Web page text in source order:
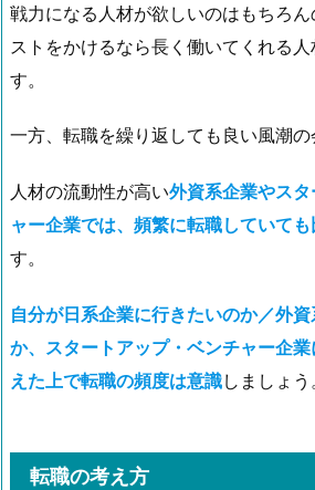
戦力になる人材が欲しいのはもちろ
ストをかけるなら長く働いてくれる
す。
一方、転職を繰り返しても良い風潮の
人材の流動性が高い外資系企業やス
ャー企業では、頻繁に転職していて
す。
自分が日系企業に行きたいのか／外
か、スタートアップ・ベンチャー企
えた上で転職の頻度は意識しましょう
転職の考え方